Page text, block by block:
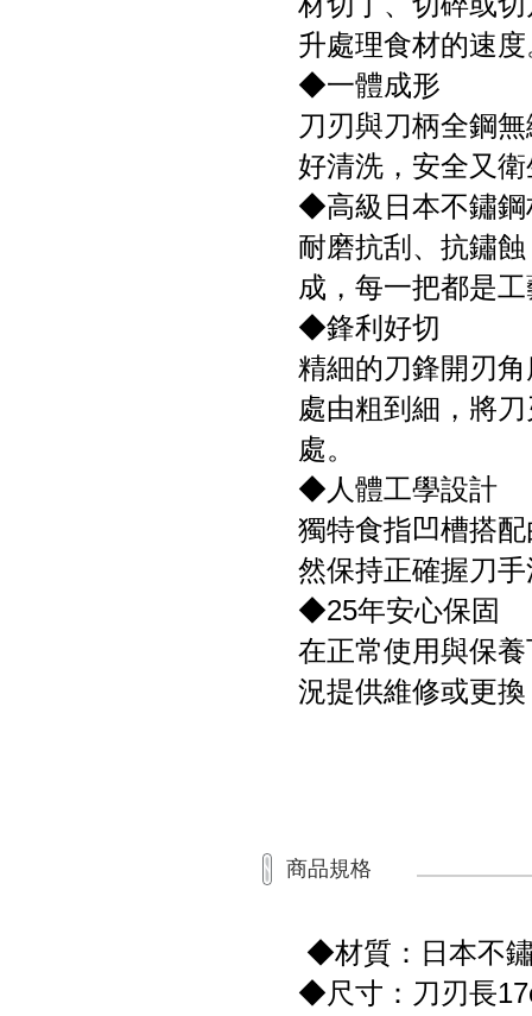
升處理食材的速
◆一體成形
刀刃與刀柄全鋼
好清洗，安全又
◆高級日本不鏽鋼
耐磨抗刮、抗鏽
成，每一把都是
◆鋒利好切
精細的刀鋒開刃
處由粗到細，將
處。
◆人體工學設計
獨特食指凹槽搭
然保持正確握刀
◆25年安心保固
在正常使用與保
況提供維修或更
商品規格
◆材質：日本不
◆尺寸：刀刃長